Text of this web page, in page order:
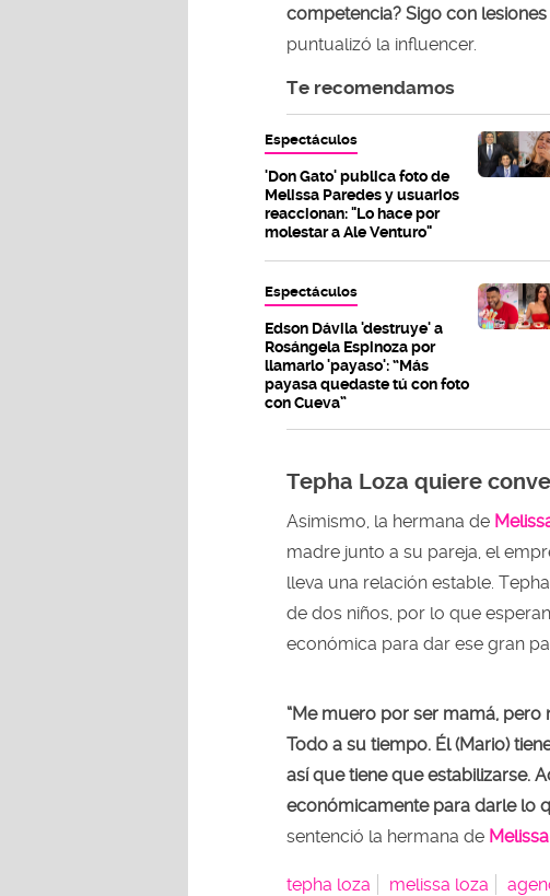
competencia? Sigo con
puntualizó la influencer.
Te recomendamos
Espectáculos
'Don Gato' publica foto de
Melissa Paredes y usuarios
reaccionan: "Lo hace por
molestar a Ale Venturo"
Espectáculos
Edson Dávila 'destruye' a
Rosángela Espinoza por
llamarlo 'payaso': “Más
payasa quedaste tú con foto
con Cueva”
Tepha Loza quiere
Asimismo, la hermana de
madre junto a su pareja, el
lleva una relación estable.
de dos niños, por lo que
económica para dar ese gran
“Me muero por ser mamá,
Todo a su tiempo. Él (Mario)
así que tiene que estabilizarse.
económicamente para darle lo
sentenció la hermana de
tepha loza melissa loza